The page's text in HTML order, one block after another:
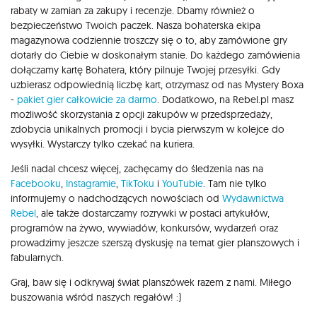
rabaty w zamian za zakupy i recenzje. Dbamy również o
bezpieczeństwo Twoich paczek. Nasza bohaterska ekipa
magazynowa codziennie troszczy się o to, aby zamówione gry
dotarły do Ciebie w doskonałym stanie. Do każdego zamówienia
dołączamy kartę Bohatera, który pilnuje Twojej przesyłki. Gdy
uzbierasz odpowiednią liczbę kart, otrzymasz od nas Mystery Boxa
- pakiet gier całkowicie za darmo. Dodatkowo, na Rebel.pl masz
możliwość skorzystania z opcji zakupów w przedsprzedaży,
zdobycia unikalnych promocji i bycia pierwszym w kolejce do
wysyłki. Wystarczy tylko czekać na kuriera.
Jeśli nadal chcesz więcej, zachęcamy do śledzenia nas na
Facebooku, Instagramie, TikToku i YouTubie. Tam nie tylko
informujemy o nadchodzących nowościach od Wydawnictwa
Rebel, ale także dostarczamy rozrywki w postaci artykułów,
programów na żywo, wywiadów, konkursów, wydarzeń oraz
prowadzimy jeszcze szerszą dyskusję na temat gier planszowych i
fabularnych.
Graj, baw się i odkrywaj świat planszówek razem z nami. Miłego
buszowania wśród naszych regałów! :)